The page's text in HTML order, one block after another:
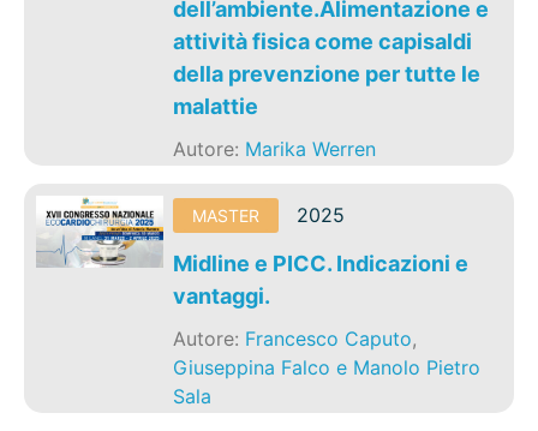
dell’ambiente.Alimentazione e
attività fisica come capisaldi
della prevenzione per tutte le
malattie
Autore: Marika Werren
MASTER 2025
Midline e PICC. Indicazioni e
vantaggi.
Autore: Francesco Caputo,
Giuseppina Falco e Manolo Pietro
Sala